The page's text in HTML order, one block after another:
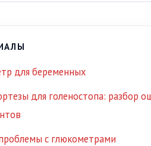
для беременных
для голеностопа: разбор
с глюкометрами